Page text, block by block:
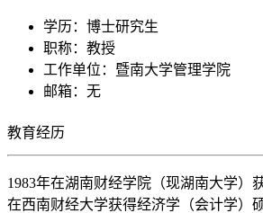
学历：博士研究生
职称：教授
工作单位：暨南大学管理学院
邮箱：无
教育经历
1983年在湖南财经学院（现湖南大学）
在西南财经大学获得经济学（会计学）